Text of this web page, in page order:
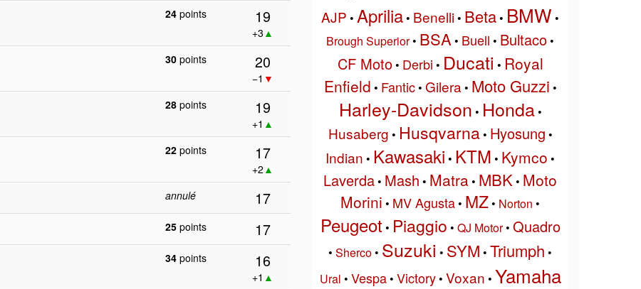
24 points 19
+3 ▲
30 points 20
−1 ▼
28 points 19
+1 ▲
22 points 17
+2 ▲
annulé 17
25 points 17
34 points 16
+1 ▲
AJP • Aprilia• Benelli• Beta• BMW •
Brough Superior• BSA • Buell • Bultaco•
CF Moto• Derbi • Ducati • Royal
Enfield • Fantic• Gilera • Moto Guzzi •
Harley-Davidson • Honda•
Husaberg • Husqvarna• Hyosung •
Indian • Kawasaki • KTM • Kymco •
Laverda• Mash • Matra• MBK • Moto
Morini • MV Agusta• MZ• Norton •
Peugeot • Piaggio • QJ Motor• Quadro
• Sherco• Suzuki • SYM • Triumph •
Ural • Vespa• Victory• Voxan • Yamaha